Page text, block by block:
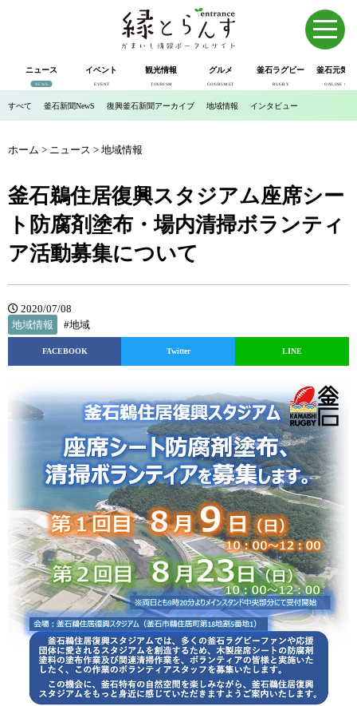
ニュース
NEWS
イベント
EVENT
観光情報
TOURISM
グルメ
GOURUMET
釜石ラグビー
RUGBY
釜石元気
ONLINE SHOP
すべて 釜石新聞NewS 復興釜石新聞アーカイブ 地域情報 インタビュー
ホーム > ニュース > 地域情報
釜石鵜住居復興スタジアム座席シー
ト防腐剤塗布・場内清掃ボランティ
ア活動募集について
2020/07/08
地域情報
#地域
FACEBOOK Twitter LINE